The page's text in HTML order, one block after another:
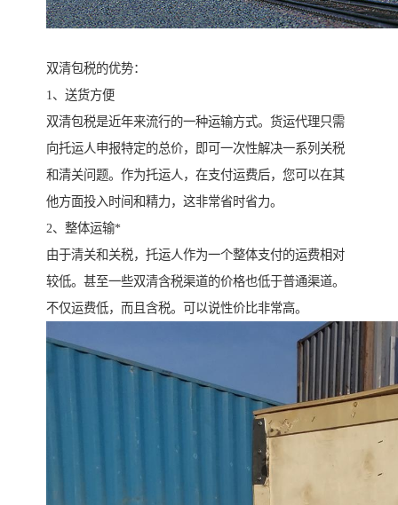
双清包税的优势：
1、送货方便
双清包税是近年来流行的一种运输方式。货运代理只需
向托运人申报特定的总价，即可一次性解决一系列关税
和清关问题。作为托运人，在支付运费后，您可以在其
他方面投入时间和精力，这非常省时省力。
2、整体运输*
由于清关和关税，托运人作为一个整体支付的运费相对
较低。甚至一些双清含税渠道的价格也低于普通渠道。
不仅运费低，而且含税。可以说性价比非常高。